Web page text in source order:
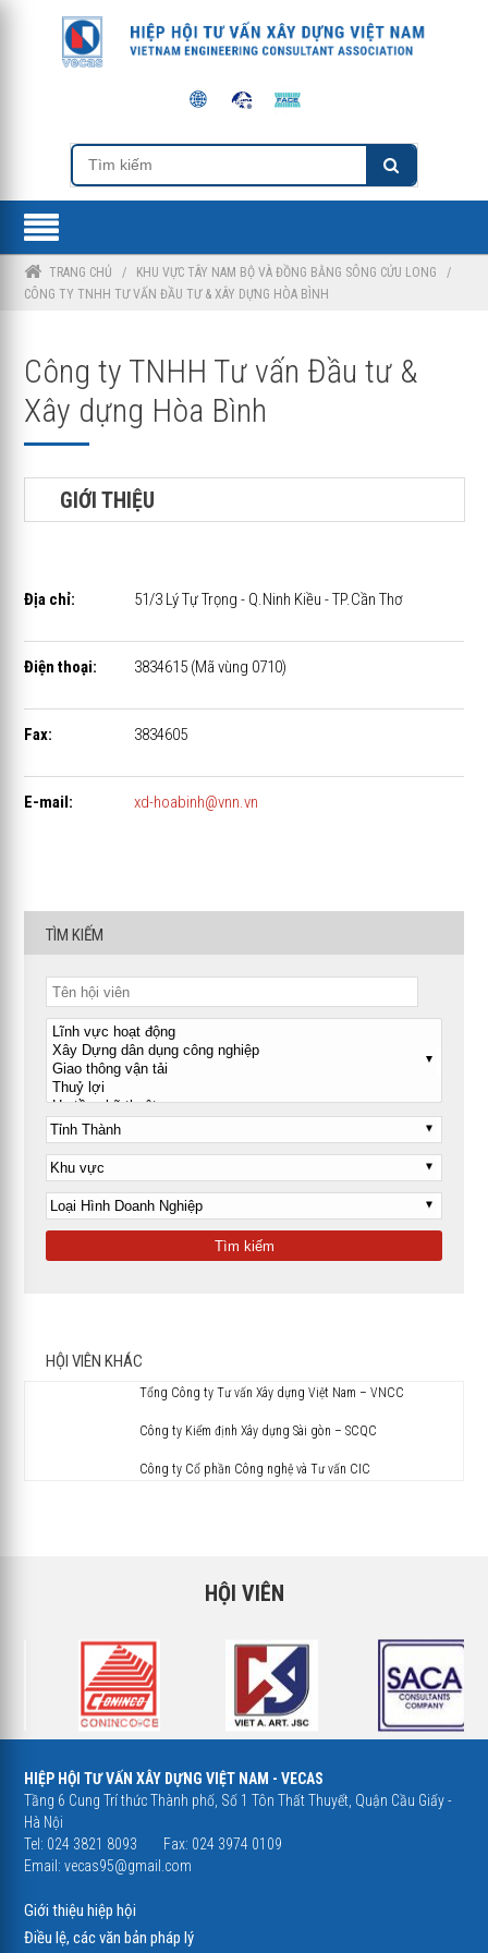
TRANG CHỦ / KHU VỰC TÂY NAM BỘ VÀ ĐỒNG BẰNG SÔNG CỬU LONG
/
CÔNG TY TNHH TƯ VẤN ĐẦU TƯ & XÂY DỰNG HÒA BÌNH
Công ty TNHH Tư vấn Đầu tư &
Xây dựng Hòa Bình
GIỚI THIỆU
Địa chỉ: 51/3 Lý Tự Trọng - Q.Ninh Kiều - TP.Cần Thơ
Điện thoại: 3834615 (Mã vùng 0710)
Fax: 3834605
E-mail: xd-hoabinh@vnn.vn
TÌM KIẾM
HỘI VIÊN KHÁC
Tổng Công ty Tư vấn Xây dựng Việt Nam – VNCC
Công ty Kiểm định Xây dựng Sài gòn – SCQC
Công ty Cổ phần Công nghệ và Tư vấn CIC
HỘI VIÊN
HIỆP HỘI TƯ VẤN XÂY DỰNG VIỆT NAM - VECAS
Tầng 6 Cung Trí thức Thành phố, Số 1 Tôn Thất Thuyết, Quận Cầu Giấy -
Hà Nội
Tel: 024 3821 8093
Fax: 024 3974 0109
Email:vecas95@gmail.com
Giới thiệu hiệp hội
Điều lệ, các văn bản pháp lý